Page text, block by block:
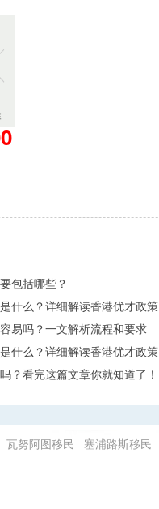
包括哪些？
什么？详细解读香港优才政策
易吗？一文解析流程和要求
什么？详细解读香港优才政策
？看完这篇文章你就知道了！
瓦努阿图移民 塞浦路斯移民